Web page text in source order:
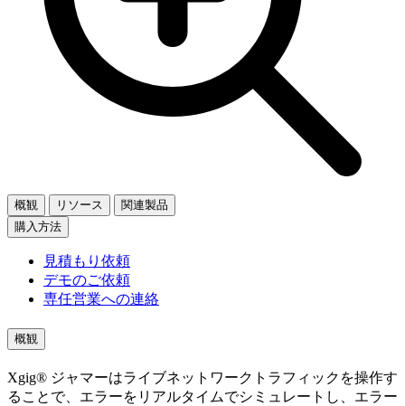
概観 リソース
関連製品
購入方法
見積もり依頼
デモのご依頼
専任営業への連絡
概観
Xgig® ジャマーはライブネットワークトラフィックを操作す
ることで、エラーをリアルタイムでシミュレートし、エラー